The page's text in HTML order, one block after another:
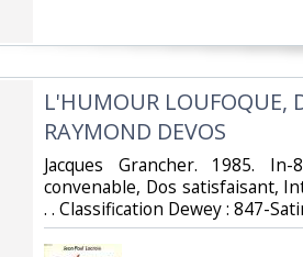
‎L'HUMOUR LOUFOQUE,
RAYMOND DEVOS‎
‎Jacques Grancher. 1985.
convenable, Dos satisfaisant,
. . Classification Dewey : 847-